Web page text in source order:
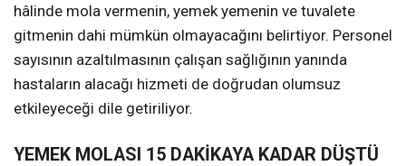
hâlinde mola vermenin, yemek yemenin ve tuvalete
gitmenin dahi mümkün olmayacağını belirtiyor. Personel
sayısının azaltılmasının çalışan sağlığının yanında
hastaların alacağı hizmeti de doğrudan olumsuz
etkileyeceği dile getiriliyor.
YEMEK MOLASI 15 DAKİKAYA KADAR DÜŞTÜ